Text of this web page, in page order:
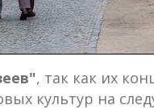
, так как их
культур на